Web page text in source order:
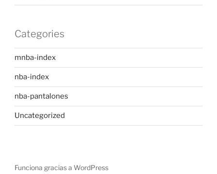
Categories
mnba-index
nba-index
nba-pantalones
Uncategorized
Funciona gracias a WordPress